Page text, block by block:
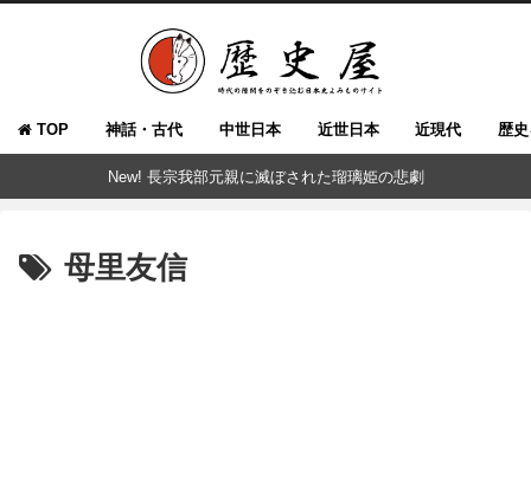
TOP 神話・古代 中世日本 近世日本 近現代 歴
New! 長宗我部元親に滅ぼされた瑠璃姫の悲劇
母里友信